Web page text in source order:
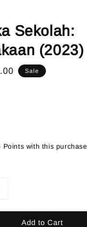
Sekolah:
(2023)
Sale
Points with this purchase
Add to Cart